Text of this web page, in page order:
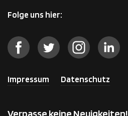
Folge uns hier:
Impressum Datenschutz
Verpasse keine Neuigkeiten!